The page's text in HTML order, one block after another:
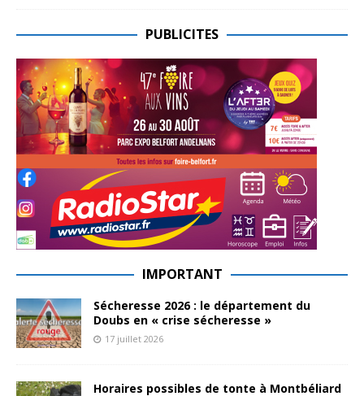
PUBLICITES
IMPORTANT
Sécheresse 2026 : le département du
Doubs en « crise sécheresse »
17 juillet 2026
Horaires possibles de tonte à Montbéliard